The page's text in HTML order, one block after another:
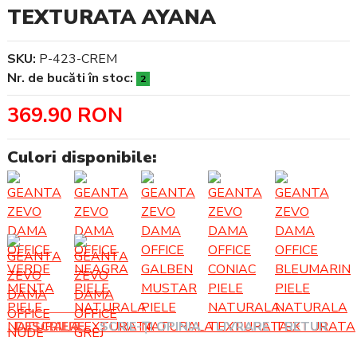
TEXTURATA AYANA
Culori disponibile:
DESCRIERE SCRIE-ȚI OPINIA LIVRARE
RETUR
SKU: P-423-CREM
Nr. de bucăti în stoc:
2
369.90 RON